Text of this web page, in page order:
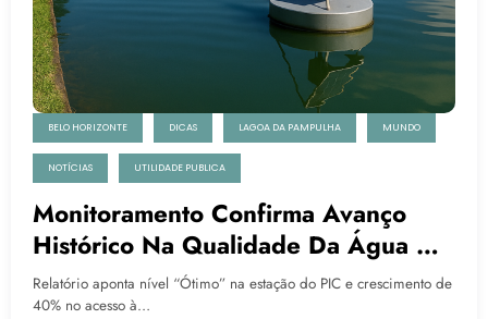
BELO HORIZONTE DICAS LAGOA DA PAMPULHA MUNDO
NOTÍCIAS UTILIDADE PUBLICA
Monitoramento Confirma Avanço
Histórico Na Qualidade Da Água Da
Lagoa Da Pampulha
Relatório aponta nível “Ótimo” na estação do PIC e crescimento de
40% no acesso à…